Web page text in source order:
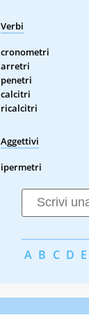
Verbi
cronometri
arretri
penetri
calcitri
ricalcitri
Aggettivi
ipermetri
A B C D E